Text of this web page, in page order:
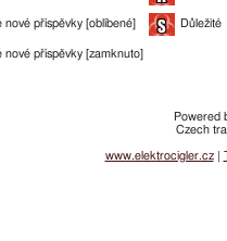
nové příspěvky [oblíbené] Důležité
nové příspěvky [zamknuto]
Powered
Czech
www.elektrocigler.cz|